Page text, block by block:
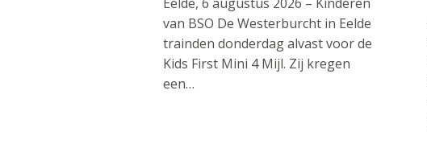
van BSO De Westerburcht in Eelde
trainden donderdag alvast voor de
Kids First Mini 4 Mijl. Zij kregen
een…